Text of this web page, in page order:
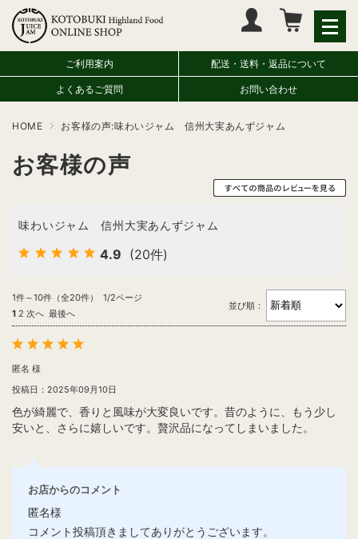
マイページへログイン
カートをみる
ご利用案内 配送・送料・返品について
よくあるご質問 お問い合わせ
HOME お客様の声:味わいジャム 信州大実あんずジャム
お客様の声
味わいジャム 信州大実あんずジャム
4.9 (20件)
1件～10件（全20件） 1/2ページ
1 2 次へ 最後へ
並び順：
匿名 様
投稿日：2025年09月10日
色が綺麗で、香りと風味が大変良いです。昔のように、もう少し
安いと、さらに嬉しいです。贅沢品になってしまいました。
お店からのコメント
匿名様
コメント投稿頂きましてありがとうございます。